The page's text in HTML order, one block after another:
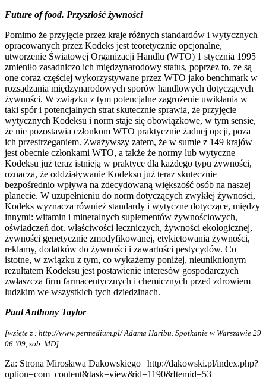
Future of food. Przyszłość żywności
Pomimo że przyjęcie przez kraje różnych standardów i wytycznych
opracowanych przez Kodeks jest teoretycznie opcjonalne,
utworzenie Światowej Organizacji Handlu (WTO) 1 stycznia 1995
zmieniło zasadniczo ich międzynarodowy status, poprzez to, ze są
one coraz częściej wykorzystywane przez WTO jako benchmark w
rozsądzania międzynarodowych sporów handlowych dotyczących
żywności. W związku z tym potencjalne zagrożenie uwikłania w
taki spór i potencjalnych strat skutecznie sprawia, że przyjęcie
wytycznych Kodeksu i norm staje się obowiązkowe, w tym sensie,
że nie pozostawia członkom WTO praktycznie żadnej opcji, poza
ich przestrzeganiem. Zważywszy zatem, że w sumie z 149 krajów
jest obecnie członkami WTO, a także że normy lub wytyczne
Kodeksu już teraz istnieją w praktyce dla każdego typu żywności,
oznacza, że oddziaływanie Kodeksu już teraz skutecznie
bezpośrednio wpływa na zdecydowaną większość osób na naszej
planecie. W uzupełnieniu do norm dotyczących zwykłej żywności,
Kodeks wyznacza również standardy i wytyczne dotyczące, między
innymi: witamin i mineralnych suplementów żywnościowych,
oświadczeń dot. właściwości leczniczych, żywności ekologicznej,
żywności genetycznie zmodyfikowanej, etykietowania żywności,
reklamy, dodatków do żywności i zawartości pestycydów. Co
istotne, w związku z tym, co wykażemy poniżej, nieuniknionym
rezultatem Kodeksu jest postawienie interesów gospodarczych
zwłaszcza firm farmaceutycznych i chemicznych przed zdrowiem
ludzkim we wszystkich tych dziedzinach.
Paul Anthony Taylor
[wzięte z : http://www.permedium.pl/ Adama Haribu. Spotkanie w Warszawie 29
06 ’09, zob. MD]
Za: Strona Mirosława Dakowskiego | http://dakowski.pl/index.php?
option=com_content&task=view&id=1190&Itemid=53